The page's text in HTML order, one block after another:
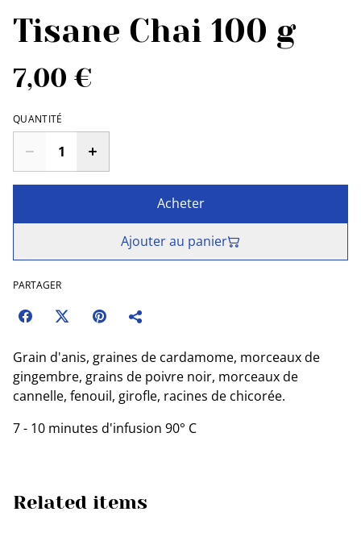
Tisane Chai 100 g
7,00 €
QUANTITÉ
Acheter
Ajouter au panier
PARTAGER
Grain d'anis, graines de cardamome, morceaux de
gingembre, grains de poivre noir, morceaux de
cannelle, fenouil, girofle, racines de chicorée.
7 - 10 minutes d'infusion 90° C
Related items